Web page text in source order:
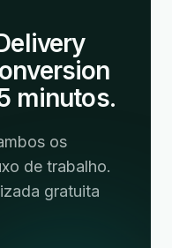
minutos.
os
de trabalho.
gratuita